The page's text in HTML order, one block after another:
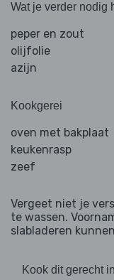
Wat je verder nodig
peper en zout
olijfolie
azijn
Kookgerei
oven met bakplaat
keukenrasp
zeef
Vergeet niet je
te wassen.
slabladeren
Kook dit gerecht